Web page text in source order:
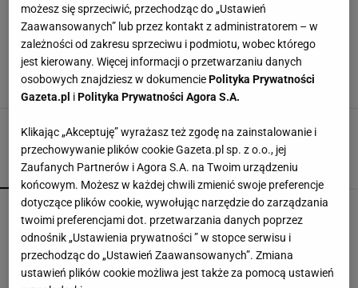
MAREK SAWICKI
Zbigniew Boniek nie zapomniał o głośnej
aferze. "Czas najwyższy przeprosić"
Hubert Pawlik,20 PAŹDZIERNIKA 2023, 13:40
POPULARNE NAJNOWSZE
Brat Grbicia radzi mu nie wracać do Serbii. "To
przerażające"
Pucharowa wygrana Chicago. 64 minuty
możesz się sprzeciwić, przechodząc do „Ustawień
Zaawansowanych” lub przez kontakt z administratorem – w
zależności od zakresu sprzeciwu i podmiotu, wobec którego
jest kierowany. Więcej informacji o przetwarzaniu danych
osobowych znajdziesz w dokumenciePolityka Prywatności
Gazeta.pl iPolityka Prywatności Agora S.A.
Klikając „Akceptuję” wyrażasz też zgodę na zainstalowanie i
przechowywanie plików cookie Gazeta.pl sp. z o.o., jej
Zaufanych Partnerów i Agora S.A. na Twoim urządzeniu
końcowym. Możesz w każdej chwili zmienić swoje preferencje
dotyczące plików cookie, wywołując narzędzie do zarządzania
twoimi preferencjami dot. przetwarzania danych poprzez
odnośnik „Ustawienia prywatności ” w stopce serwisu i
przechodząc do „Ustawień Zaawansowanych”. Zmiana
ustawień plików cookie możliwa jest także za pomocą ustawień